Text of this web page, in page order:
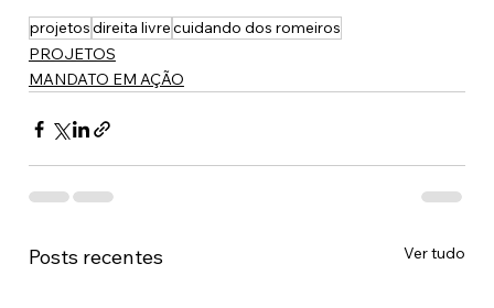
projetosdireita livrecuidando dos romeiros
PROJETOS
MANDATO EM AÇÃO
Posts recentes Ver tudo